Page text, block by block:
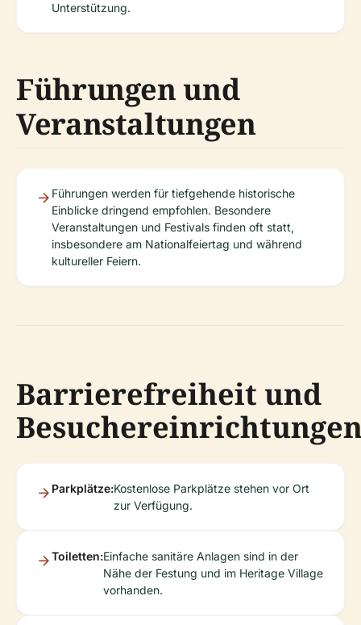
Unterstützung.
Führungen und
Veranstaltungen
Führungen werden für tiefgehende historische
Einblicke dringend empfohlen. Besondere
Veranstaltungen und Festivals finden oft statt,
insbesondere am Nationalfeiertag und während
kultureller Feiern.
Barrierefreiheit und
Parkplätze:Kostenlose Parkplätze stehen vor Ort
zur Verfügung.
Toiletten:Einfache sanitäre Anlagen sind in der
Nähe der Festung und im Heritage Village
vorhanden.